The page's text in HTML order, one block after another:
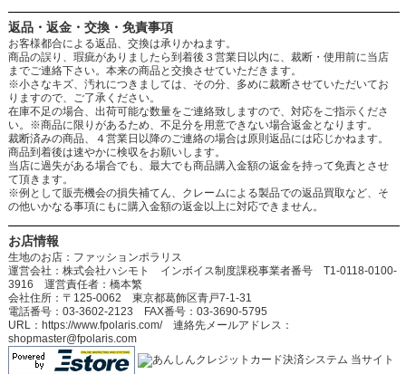
返品・返金・交換・免責事項
お客様都合による返品、交換は承りかねます。
商品の誤り、瑕疵がありましたら到着後３営業日以内に、裁断・使用前に当店
までご連絡下さい。本来の商品と交換させていただきます。
※小さなキズ、汚れにつきましては、その分、多めに裁断させていただいてお
りますので、ご了承ください。
在庫不足の場合、出荷可能な数量をご連絡致しますので、対応をご指示くださ
い。※商品に限りがあるため、不足分を用意できない場合返金となります。
裁断済みの商品、４営業日以降のご連絡の場合は原則返品には応じかねます。
商品到着後は速やかに検収をお願いします。
当店に過失がある場合でも、最大でも商品購入金額の返金を持って免責とさせ
て頂きます。
※例として販売機会の損失補てん、クレームによる製品での返品買取など、そ
の他いかなる事項にもに購入金額の返金以上に対応できません。
お店情報
生地のお店：ファッションポラリス
運営会社：株式会社ハシモト インボイス制度課税事業者番号 T1-0118-0100-
3916 運営責任者：橋本繁
会社住所：〒125-0062 東京都葛飾区青戸7-1-31
電話番号：03-3602-2123 FAX番号：03-3690-5795
URL：https://www.fpolaris.com/ 連絡先メールアドレス：
shopmaster@fpolaris.com
当サイト